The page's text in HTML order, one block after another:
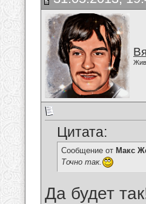
Цитата:
Сообщение от Макс
Точно так.
Да будет